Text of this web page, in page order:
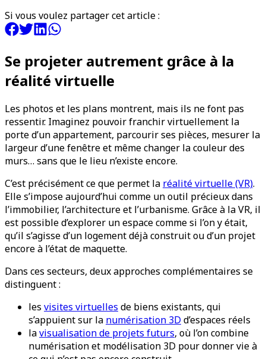
Si vous voulez partager cet article :
Se projeter autrement grâce à la
réalité virtuelle
Les photos et les plans montrent, mais ils ne font pas
ressentir. Imaginez pouvoir franchir virtuellement la
porte d’un appartement, parcourir ses pièces, mesurer la
largeur d’une fenêtre et même changer la couleur des
murs… sans que le lieu n’existe encore.
C’est précisément ce que permet la réalité virtuelle (VR).
Elle s’impose aujourd’hui comme un outil précieux dans
l’immobilier, l’architecture et l’urbanisme. Grâce à la VR, il
est possible d’explorer un espace comme si l’on y était,
qu’il s’agisse d’un logement déjà construit ou d’un projet
encore à l’état de maquette.
Dans ces secteurs, deux approches complémentaires se
distinguent :
les visites virtuelles de biens existants, qui
s’appuient sur la numérisation 3D d’espaces réels
lavisualisation de projets futurs, où l’on combine
numérisation et modélisation 3D pour donner vie à